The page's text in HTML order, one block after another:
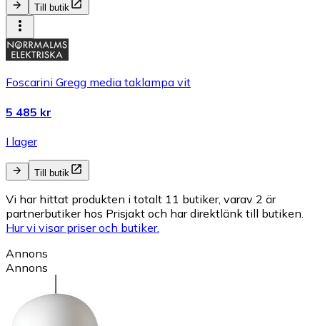
Till butik
Foscarini Gregg media taklampa vit
5 485 kr
I lager
Till butik
Vi har hittat produkten i totalt 11 butiker, varav 2 är
partnerbutiker hos Prisjakt och har direktlänk till butiken.
Hur vi visar priser och butiker.
Annons
Annons